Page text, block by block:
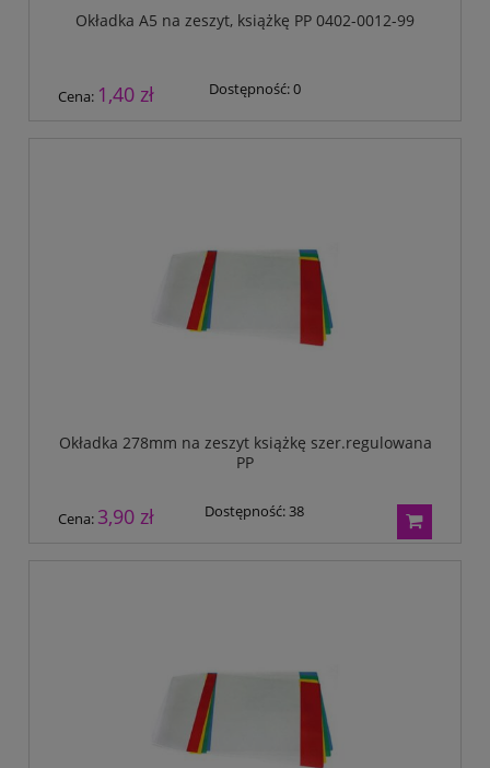
Okładka A5 na zeszyt, książkę PP 0402-0012-99
Cena: 1,40 zł Dostępność:0
Okładka 278mm na zeszyt książkę szer.regulowana
PP
Cena: 3,90 zł Dostępność:38